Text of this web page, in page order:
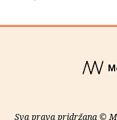
Sva prava pridržana ©